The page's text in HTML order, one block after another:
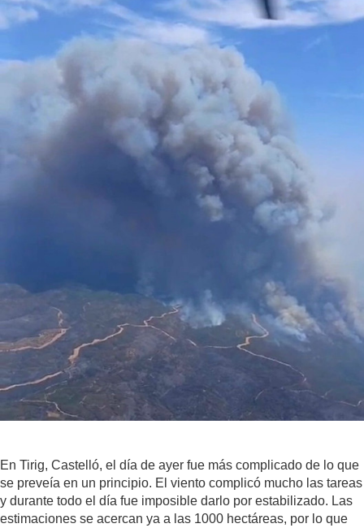
En Tirig, Castelló, el día de ayer fue más complicado de lo que
se preveía en un principio. El viento complicó mucho las tareas
y durante todo el día fue imposible darlo por estabilizado. Las
estimaciones se acercan ya a las 1000 hectáreas, por lo que